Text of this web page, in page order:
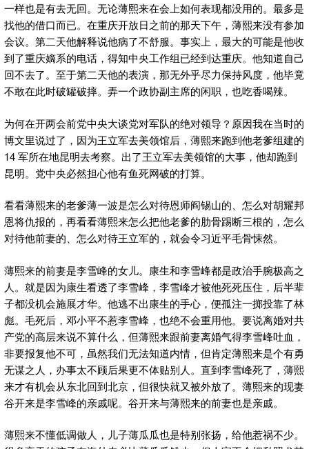
一样也是有去无回。无论薄熙来在会上如何表现都没用的。最多是
找他的借口而已。在重庆开放日之前的那天下午，薄熙来没有参加
会议。第二天他解释说他病了不舒服。事实上，最大的可能是他收
到了重庆嫡系的电话，得知中央工作组已经到达重庆。他知道自己
回不去了。至于第二天他的表演，那无外乎尽力保持风度，他毕竟
不敢在此时破罐破摔。弄一个政协副主席的闲职，也吃香喝辣。
为何在开两会前党中央大谈党对军队的绝对领导？原因我在当时的
博文里说过了，因为王立军去美领馆后，薄熙来跑到他老爹组建的
14 军所在地昆明去考察。出了王立军去美领馆的大事，他却跑到
昆明。党中央必然担心他有鱼死网破的打算。
看看薄熙来的老爹薄一波是怎么对待恩师阎锡山的、怎么对胡耀邦
恩将仇报的，再看看薄熙来怎么把他老爹的肋骨踢断三根的，怎么
对待他前妻的、怎么对待王立军的，就会令习近平毛骨悚然。
薄熙来的前妻是李雪峰的女儿。康生和李雪峰都是政治手腕极高之
人。就是因为康生看透了李雪峰，李雪峰才被他死死压住，后半辈
子都没机会施展才华。他逃不出康生的手心，便孤注一掷投靠了林
彪。毛死后，邓小平不惹李雪峰，也绝不会重用他。要说离婚对共
产党的高层来说不算什么，但薄熙来跟前妻离婚气得李雪峰吐血，
非要报复他不可，虽然我们无法知道内情，但肯定薄熙来是个有勇
无谋之人，办事太不顾后果更不体贴别人。直到李雪峰死了，薄熙
来才有机会从东北回到北京，但很快就又被外放了。薄熙来的现妻
谷开来是李雪峰的亲戚呢。谷开来与薄熙来的前妻也是亲戚。
薄熙来不懂低调做人，儿子薄瓜瓜也是特别张扬，给他惹祸不少。